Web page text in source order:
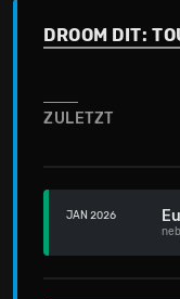
DROOM DIT:
ZULETZT
JAN 2026